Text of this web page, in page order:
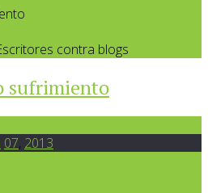
contra blogs
sufrimiento
07, 2013